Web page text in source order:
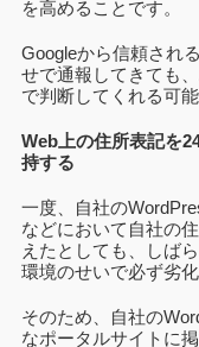
を高めることです。
Googleから信頼され
せで通報してきても
で判断してくれる可
Web上の住所表記を
持する
一度、自社の
などにおいて自社の
えたとしても、しば
環境のせいで必ず劣化
そのため、自社の
なポータルサイトに